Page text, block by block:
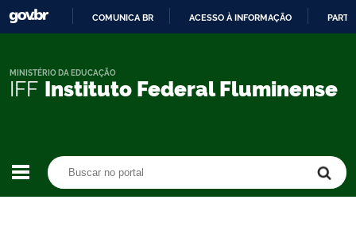
CONTEÚDO
COMUNICA BR ACESSO À INFORMAÇÃO
IFF Instituto Federal Fluminense
MINISTÉRIO DA EDUCAÇÃO